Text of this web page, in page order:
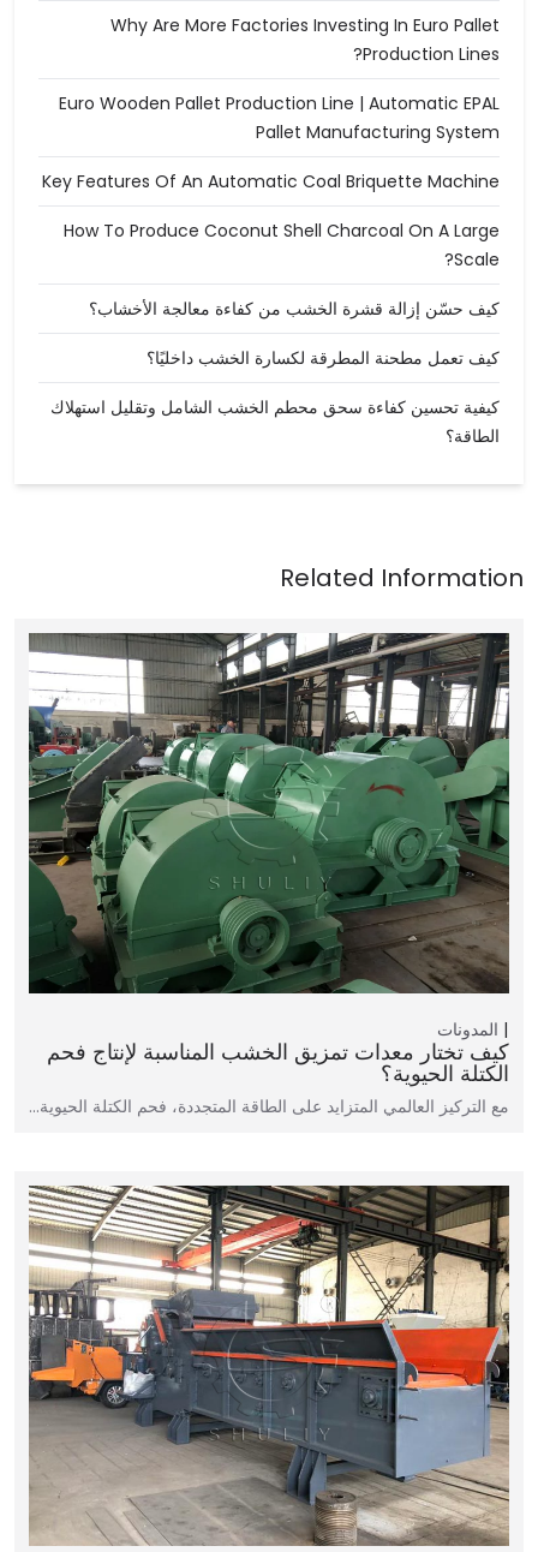
Why Are More Factories Investing In Euro Pallet
Production Lines?
Euro Wooden Pallet Production Line | Automatic EPAL
Pallet Manufacturing System
Key Features Of An Automatic Coal Briquette Machine
How To Produce Coconut Shell Charcoal On A Large
Scale?
كيف حسّن إزالة قشرة الخشب من كفاءة معالجة الأخشاب؟
كيف تعمل مطحنة المطرقة لكسارة الخشب داخليًا؟
كيفية تحسين كفاءة سحق محطم الخشب الشامل وتقليل استهلاك
الطاقة؟
المدونات
كيف تختار معدات تمزيق الخشب المناسبة لإنتاج فحم
الكتلة الحيوية؟
مع التركيز العالمي المتزايد على الطاقة المتجددة، فحم الكتلة الحيوية…